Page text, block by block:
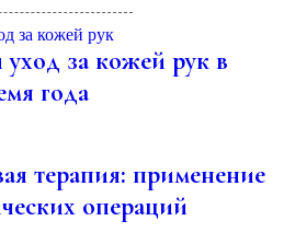
за кожей рук в
года
терапия: применение
операций